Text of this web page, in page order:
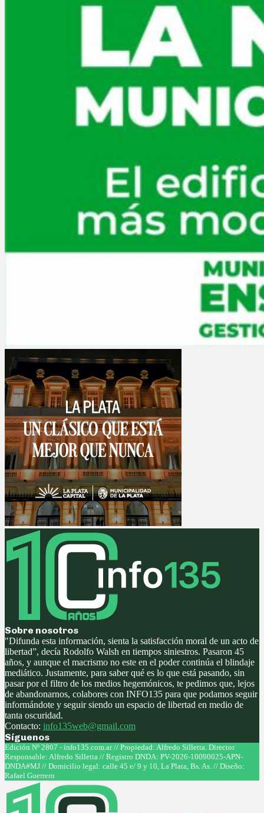
Sobre nosotros
"Difunda esta información, sienta la satisfacción moral de un acto de
libertad”, decía Rodolfo Walsh en tiempos siniestros. Pasaron 45
años, y aunque el macrismo no este en el poder continúa el blindaje
mediático. Justamente, para saber qué es lo que está pasando, sin
pasar por el filtro de los medios hegemónicos, te pedimos que, lejos
de abandonarnos, colabores con INFO135 para que podamos seguir
informándote y seguir siendo un espacio de libertad en medio de
tanta oscuridad.
Contacto: info135web@gmail.com
Síguenos
Facebook
Twitter
Instagram
Youtube
Edición Nº 2807 - info135.com.ar // Propiedad: Alfredo Silletta. Director
Responsable: Alfredo Silletta // Registro DNDA: PV-2026-10090025-APN-
DNDA#MJ // Domicilio legal: calle 45 e/ 9 y 10, La Plata, Bs. As. // Diseño:
Rafael Guerrero